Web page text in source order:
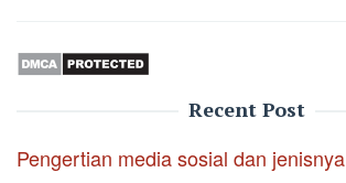
Recent Post
Pengertian media sosial dan jenisnya